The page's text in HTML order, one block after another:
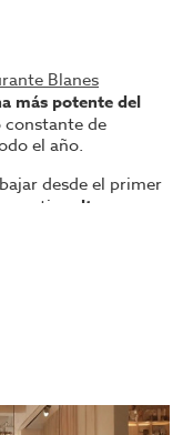
Blanes
más potente del
de
el año.
desde el primer
alta
de mar